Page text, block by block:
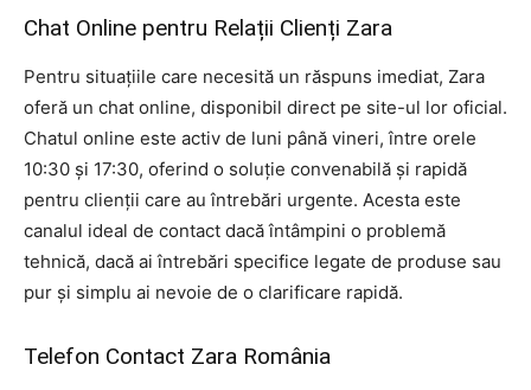
Chat Online pentru Relații Clienți Zara
Pentru situațiile care necesită un răspuns imediat, Zara
oferă un chat online, disponibil direct pe site-ul lor oficial.
Chatul online este activ de luni până vineri, între orele
10:30 și 17:30, oferind o soluție convenabilă și rapidă
pentru clienții care au întrebări urgente. Acesta este
canalul ideal de contact dacă întâmpini o problemă
tehnică, dacă ai întrebări specifice legate de produse sau
pur și simplu ai nevoie de o clarificare rapidă.
Telefon Contact Zara România